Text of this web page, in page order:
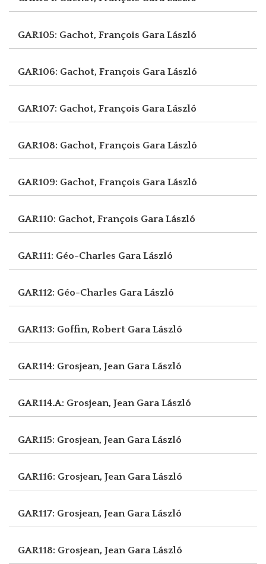
GAR105: Gachot, François Gara László
GAR106: Gachot, François Gara László
GAR107: Gachot, François Gara László
GAR108: Gachot, François Gara László
GAR109: Gachot, François Gara László
GAR110: Gachot, François Gara László
GAR111: Géo-Charles Gara László
GAR112: Géo-Charles Gara László
GAR113: Goffin, Robert Gara László
GAR114: Grosjean, Jean Gara László
GAR114.A: Grosjean, Jean Gara László
GAR115: Grosjean, Jean Gara László
GAR116: Grosjean, Jean Gara László
GAR117: Grosjean, Jean Gara László
GAR118: Grosjean, Jean Gara László